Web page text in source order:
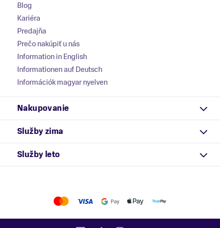
Blog
Kariéra
Predajňa
Prečo nakúpiť u nás
Information in English
Informationen auf Deutsch
Információk magyar nyelven
Nakupovanie
Služby zima
Služby leto